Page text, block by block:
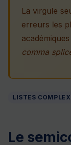
La virgule
erreurs les
comma
LISTES
Le